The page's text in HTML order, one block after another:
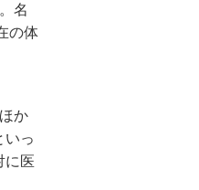
名
の体
か
いっ
に医